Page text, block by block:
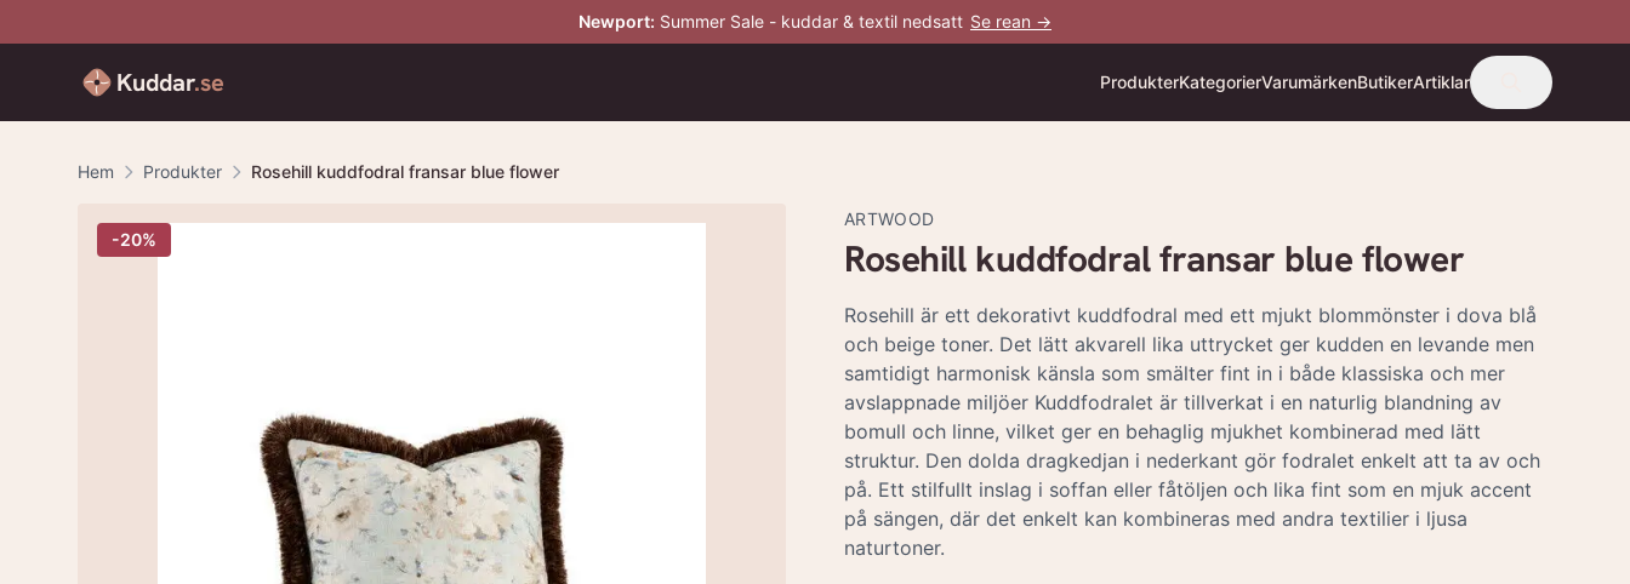
Newport: Summer Sale - kuddar & textil nedsatt Se rean →
Kuddar.se ProdukterKategorierVarumärkenButikerArtiklar
Hem Produkter Rosehill kuddfodral fransar blue flower
-20%
ARTWOOD
Rosehill kuddfodral fransar blue flower
Rosehill är ett dekorativt kuddfodral med ett mjukt blommönster i dova blå
och beige toner. Det lätt akvarell lika uttrycket ger kudden en levande men
samtidigt harmonisk känsla som smälter fint in i både klassiska och mer
avslappnade miljöer Kuddfodralet är tillverkat i en naturlig blandning av
bomull och linne, vilket ger en behaglig mjukhet kombinerad med lätt
struktur. Den dolda dragkedjan i nederkant gör fodralet enkelt att ta av och
på. Ett stilfullt inslag i soffan eller fåtöljen och lika fint som en mjuk accent
på sängen, där det enkelt kan kombineras med andra textilier i ljusa
naturtoner.